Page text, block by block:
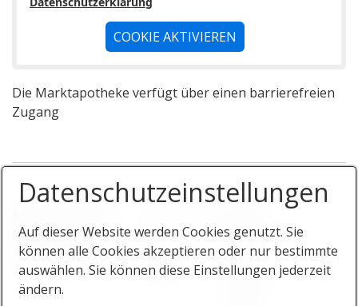
COOKIE AKTIVIEREN
Die Marktapotheke verfügt über einen barrierefreien
Zugang
Apothekerin
Katharina Reichert
e.K.
15
86420
Diedorf
08238 /
4411
Telefax:
Datenschutzeinstellungen
Auf dieser Website werden Cookies genutzt. Sie
können alle Cookies akzeptieren oder nur bestimmte
auswählen. Sie können diese Einstellungen jederzeit
ändern.